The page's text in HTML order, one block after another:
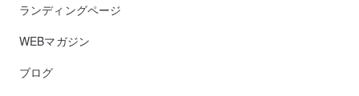
ランディングページ
WEBマガジン
ブログ